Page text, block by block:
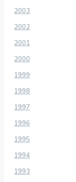
2003
2002
2001
2000
1999
1998
1997
1996
1995
1994
1993